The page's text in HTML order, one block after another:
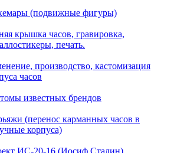
(подвижные фигуры)
крышка часов, гравировка,
печать.
производство, кастомизация
часов
известных брендов
(перенос карманных часов в
корпуса)
ИС-20-16 (Иосиф Сталин)